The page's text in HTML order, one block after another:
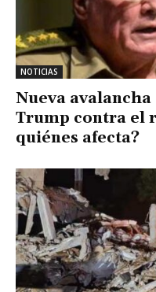
NOTICIAS
Nueva avalancha
Trump contra el
quiénes afecta?